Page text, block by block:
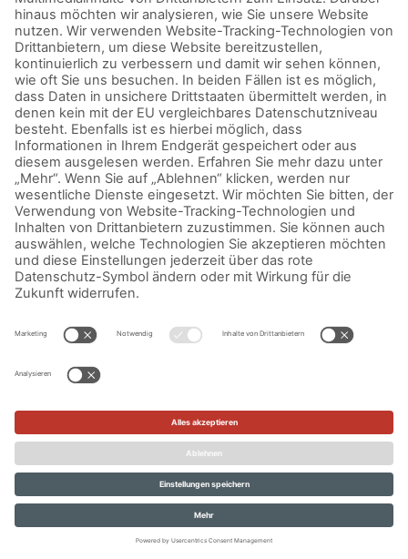
IMPRESSUM DATENSCHUTZERKLÄRUNG AGB KONTAKT
© Aurora Mühlen GmbH - Trettaustraße 49 – D-21107 Hamburg